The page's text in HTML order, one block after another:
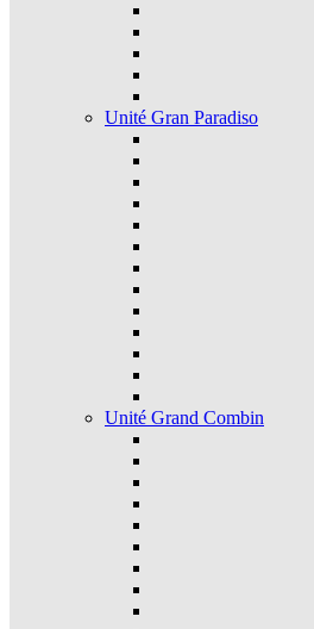
Unité Gran Paradiso
Unité Grand Combin